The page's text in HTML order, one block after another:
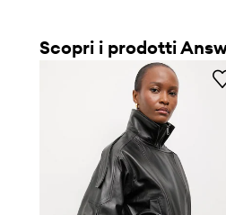
Scopri i prodotti